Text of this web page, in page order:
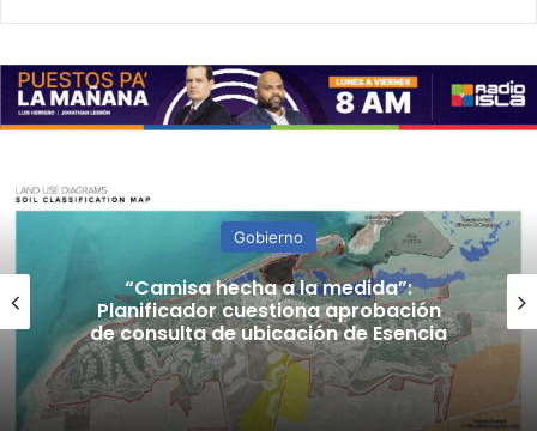
Gobierno
“Camisa hecha a la medida”:
Planificador cuestiona aprobación
de consulta de ubicación de Esencia